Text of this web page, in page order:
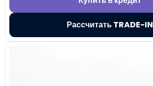
Рассчитать TRADE-IN